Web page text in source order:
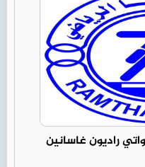
راديون غاسانين